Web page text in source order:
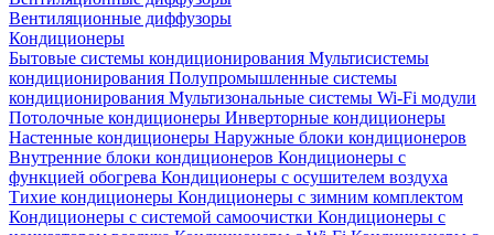
Вентиляционные диффузоры
Кондиционеры
Бытовые системы кондиционирования Мультисистемы
кондиционирования Полупромышленные системы
кондиционирования Мультизональные системы Wi-Fi модули
Потолочные кондиционеры Инверторные кондиционеры
Настенные кондиционеры Наружные блоки кондиционеров
Внутренние блоки кондиционеров Кондиционеры с
функцией обогрева Кондиционеры с осушителем воздуха
Тихие кондиционеры Кондиционеры с зимним комплектом
Кондиционеры с системой самоочистки Кондиционеры с